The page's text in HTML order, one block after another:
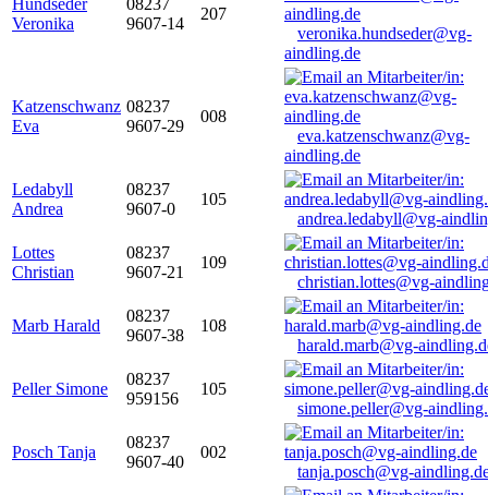
Hundseder
Veronika
08237
9607-14
207
veronika.hundseder@vg-
aindling.de
Katzenschwanz
Eva
08237
9607-29
008
eva.katzenschwanz@vg-
aindling.de
Ledabyll
Andrea
08237
9607-0
105
andrea.ledabyll@vg-
Lottes
Christian
08237
9607-21
109
christian.lottes@vg-
Marb Harald
08237
9607-38
108
harald.marb@vg-
Peller Simone
08237
959156
105
simone.peller@vg-
Posch Tanja
08237
9607-40
002
tanja.posch@vg-